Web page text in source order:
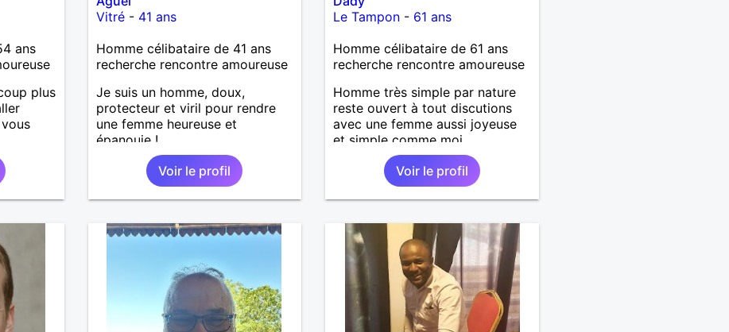
joyeuse.
ans
plus
Vitré- 41 ans
Homme célibataire de 41 ans
recherche rencontre amoureuse
Je suis un homme, doux,
protecteur et viril pour rendre
une femme heureuse et
épanouie !
Voir le profil
Le Tampon - 61 ans
Homme célibataire de 61 ans
recherche rencontre amoureuse
Homme très simple par nature
reste ouvert à tout discutions
avec une femme aussi joyeuse
et simple comme moi
Voir le profil